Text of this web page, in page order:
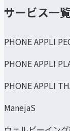
サービス一
PHONE APPLI
PHONE APPLI
PHONE APPLI
ManejaS